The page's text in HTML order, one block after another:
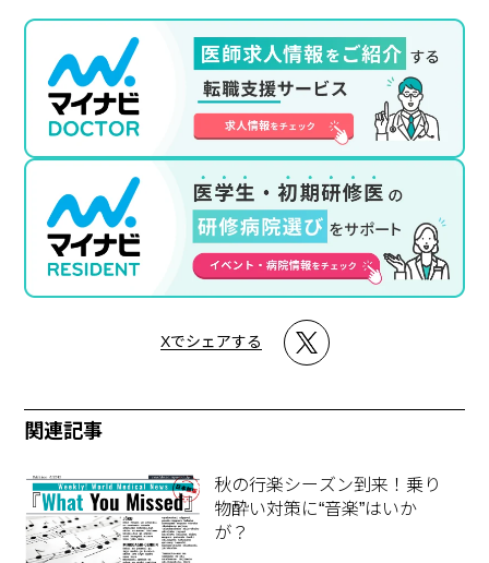
Xでシェアする
関連記事
秋の行楽シーズン到来！乗り
物酔い対策に“音楽”はいか
が？